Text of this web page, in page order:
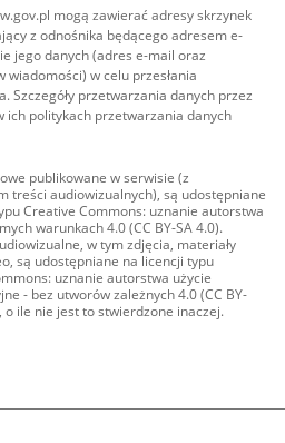
mogą zawierać adresy skrzynek
z odnośnika będącego adresem e-
jego danych (adres e-mail oraz
w celu przesłania
Szczegóły przetwarzania danych przez
ich politykach przetwarzania danych
publikowane w serwisie (z
treści audiowizualnych), są udostępniane
Creative Commons: uznanie autorstwa
warunkach 4.0 (CC BY-SA 4.0).
w tym zdjęcia, materiały
są udostępniane na licencji typu
uznanie autorstwa użycie
- bez utworów zależnych 4.0 (CC BY-
o ile nie jest to stwierdzone inaczej.